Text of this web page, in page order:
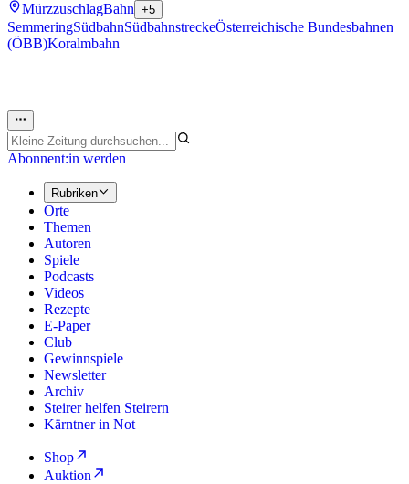
MürzzuschlagBahn +5
SemmeringSüdbahnSüdbahnstreckeÖsterreichische Bundesbahnen
(ÖBB)Koralmbahn
Abonnent:in werden
Rubriken
Orte
Themen
Autoren
Spiele
Podcasts
Videos
Rezepte
E-Paper
Club
Gewinnspiele
Newsletter
Archiv
Steirer helfen Steirern
Kärntner in Not
Shop
Auktion